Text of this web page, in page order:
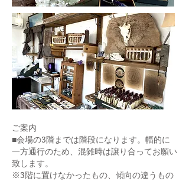
ご案内
■会場の3階までは階段になります。幅的に
一方通行のため、混雑時は譲り合ってお願い
致します。
​※3階に置けなかったもの、傾向の違うもの